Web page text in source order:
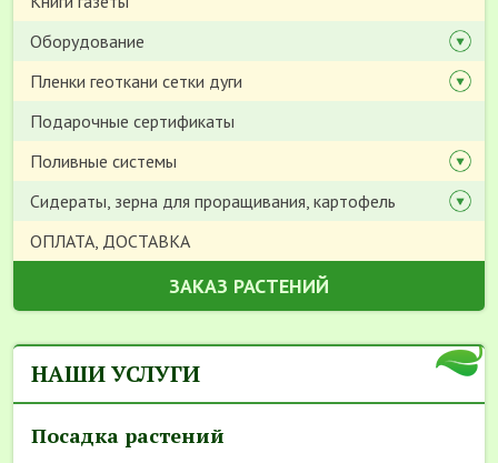
Оборудование
Пленки геоткани сетки дуги
Подарочные сертификаты
Поливные системы
Сидераты, зерна для проращивания, картофель
ОПЛАТА, ДОСТАВКА
ЗАКАЗ РАСТЕНИЙ
НАШИ УСЛУГИ
Посадка растений